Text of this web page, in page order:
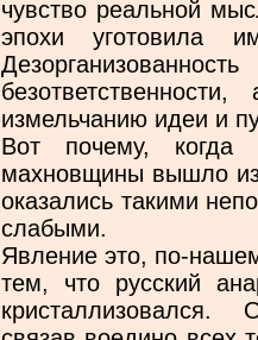
чувство реальной
эпохи уготовила
измельчанию идеи и
Вот почему,
махновщины вы­шло
оказались такими
слабыми.
Явление это, по-
тем, что русский
кристаллизовался.